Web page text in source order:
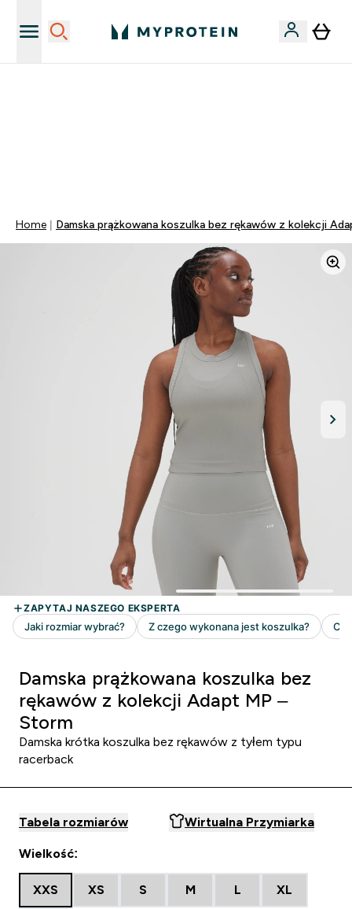
Home Damska prążkowana koszulka bez rękawów z kolekcji
Damska prążkowana koszulka bez
rękawów z kolekcji Adapt MP –
Storm
Damska krótka koszulka bez rękawów z tyłem typu
racerback
Tabela rozmiarów Wirtualna Przymiarka
Wielkość:
XXS XS S M L XL